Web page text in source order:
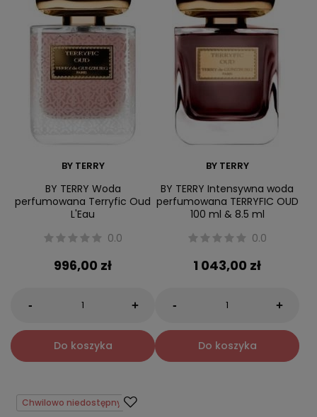
BY TERRY
BY TERRY Woda
perfumowana Terryfic Oud
L'Eau
0.0
996,00 zł
- +
Do koszyka
BY TERRY
BY TERRY Intensywna woda
perfumowana TERRYFIC OUD
100 ml & 8.5 ml
0.0
1 043,00 zł
- +
Do koszyka
Chwilowo niedostępny